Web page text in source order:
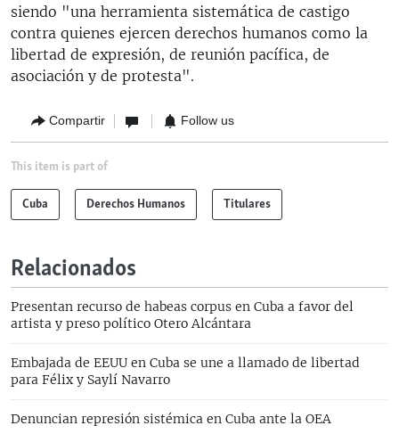
siendo "una herramienta sistemática de castigo
contra quienes ejercen derechos humanos como la
libertad de expresión, de reunión pacífica, de
asociación y de protesta".
Compartir Follow us
This item is part of
Cuba Derechos Humanos Titulares
Relacionados
Presentan recurso de habeas corpus en Cuba a favor del
artista y preso político Otero Alcántara
Embajada de EEUU en Cuba se une a llamado de libertad
para Félix y Saylí Navarro
Denuncian represión sistémica en Cuba ante la OEA